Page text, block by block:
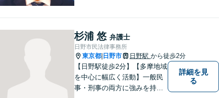
ト：誹謗中傷の削除、発信者
情報開示請求、名誉毀損によ
る損害賠償、企業や飲食店の
風評被害対策など」
杉浦 悠 弁護士
日野市民法律事務所
東京都 日野市 日野駅 から徒歩2分
【日野駅徒歩2分】【多摩地域
を中心に幅広く活動】一般民
事・刑事の両方に強みを持つ
詳細を見
る